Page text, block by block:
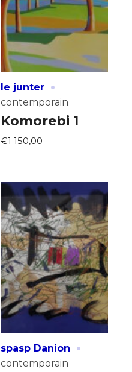
le junter ·
contemporain
Komorebi 1
€1 150,00
spasp Danion ·
contemporain